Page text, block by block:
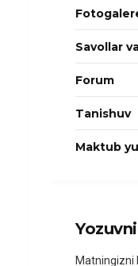
Savollar
Forum
Tanishuv
Maktub
Matningizni